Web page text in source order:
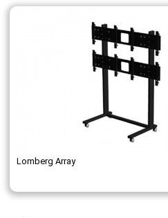
Lomberg Array